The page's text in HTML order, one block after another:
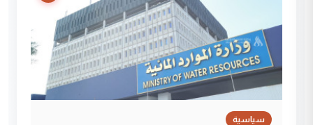
سياسية